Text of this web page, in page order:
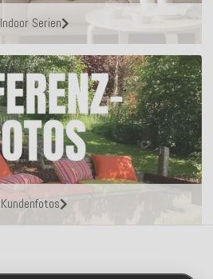
Indoor Serien
Kundenfotos